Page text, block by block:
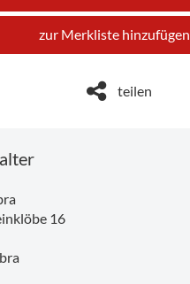
zur Merkliste hinzufügen
teilen
16